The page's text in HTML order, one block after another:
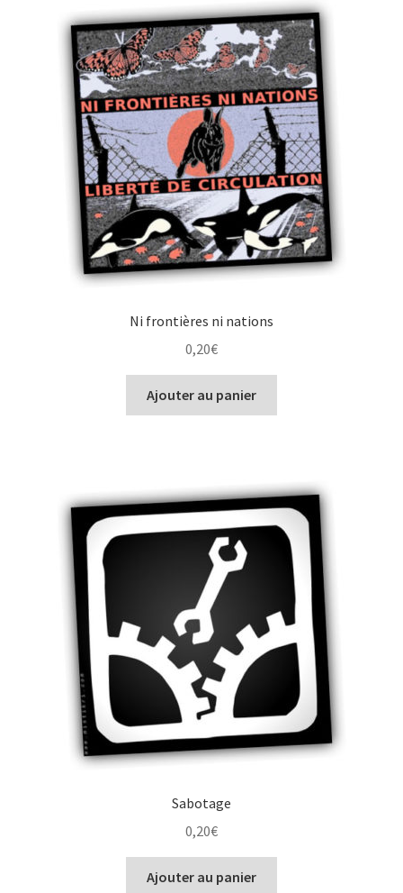
Ni frontières ni nations
0,20€
Ajouter au panier
Sabotage
0,20€
Ajouter au panier